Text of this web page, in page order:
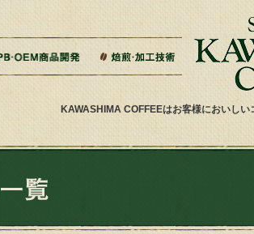
KAWASHIMA COFFEEはお客様においし
ドリップバッグ加工
ティーバッグ加工
リキッドコーヒー加工
オーダー焙煎
パッケージデザイン・印刷